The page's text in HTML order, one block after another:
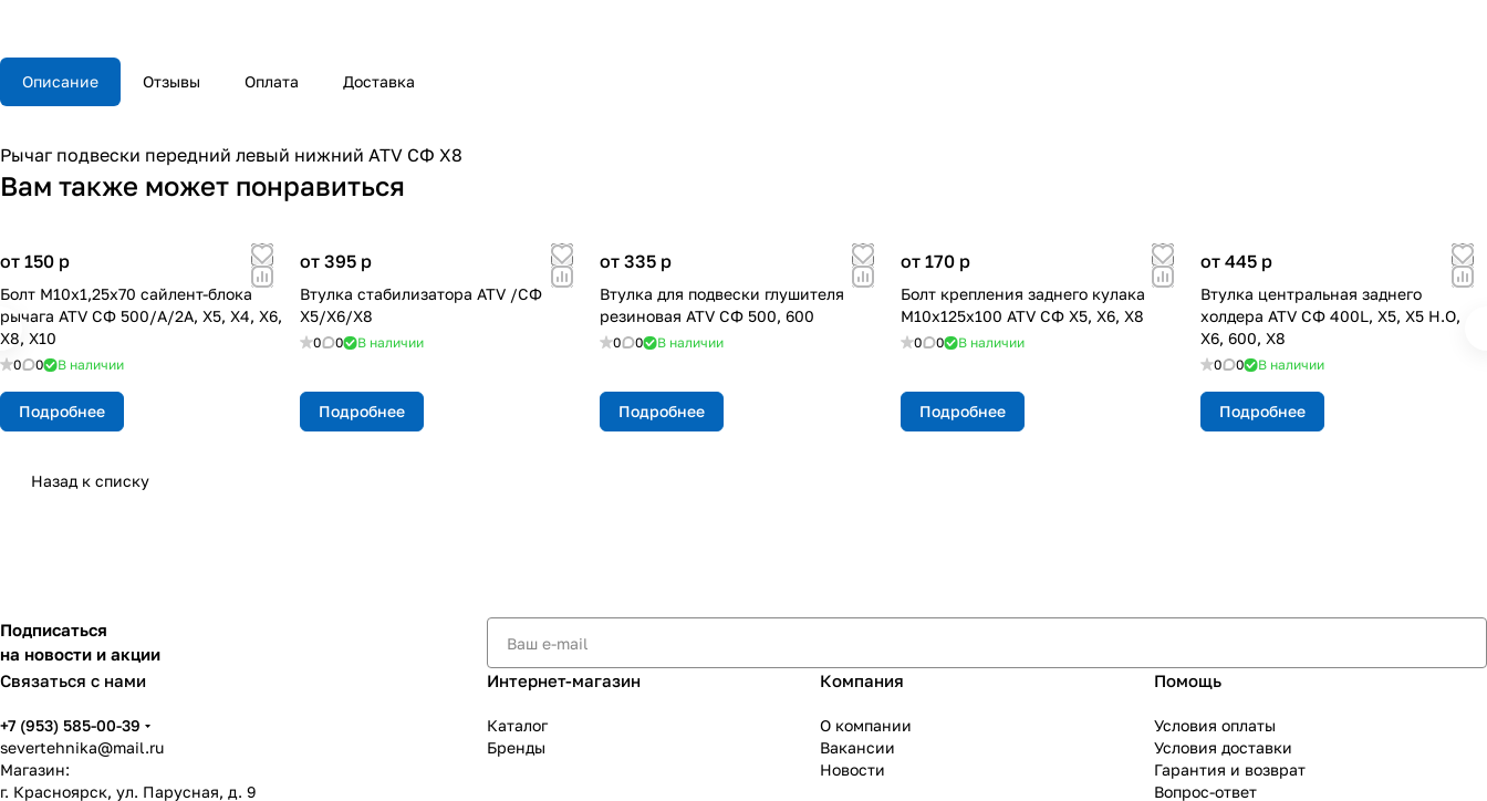
Описание Отзывы Оплата Доставка
Рычаг подвески передний левый нижний ATV СФ X8
Вам также может понравиться
от 150 p
Болт М10x1,25x70 сайлент-блока
рычага ATV СФ 500/A/2A, X5, X4, X6,
X8, X10
0 0 В наличии
Подробнее
от 395 p
Втулка стабилизатора ATV /СФ
X5/X6/X8
0 0 В наличии
Подробнее
от 335 p
Втулка для подвески глушителя
резиновая ATV СФ 500, 600
0 0 В наличии
Подробнее
от 170 p
Болт крепления заднего кулака
М10х125х100 ATV СФ X5, Х6, Х8
0 0 В наличии
Подробнее
от 445 p
Втулка центральная заднего
холдера ATV СФ 400L, X5, X5 H.O,
X6, 600, X8
0 0 В наличии
Подробнее
Назад к списку
Подписаться
на новости и акции
Связаться с нами
+7 (953) 585-00-39
severtehnika@mail.ru
Магазин:
г. Красноярск, ул. Парусная, д. 9
Интернет-магазин
Каталог
Бренды
Компания
О компании
Вакансии
Новости
Помощь
Условия оплаты
Условия доставки
Гарантия и возврат
Вопрос-ответ